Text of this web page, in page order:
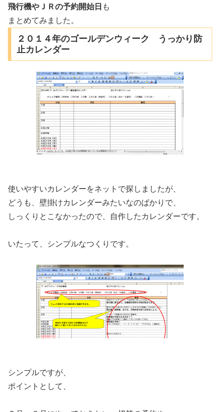
飛行機やＪＲの予約開始日 も
まとめてみました。
２０１４年のゴールデンウィーク うっかり防
止カレンダー
使いやすいカレンダーをネットで探しましたが、
どうも、壁掛けカレンダーみたいなのばかりで、
しっくりとこなかったので、自作したカレンダーです。
いたって、シンプルなつくりです。
シンプルですが、
ポイントとして、